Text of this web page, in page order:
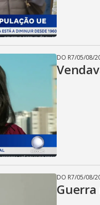
DO R7/05/08/
DO R7/05/08/